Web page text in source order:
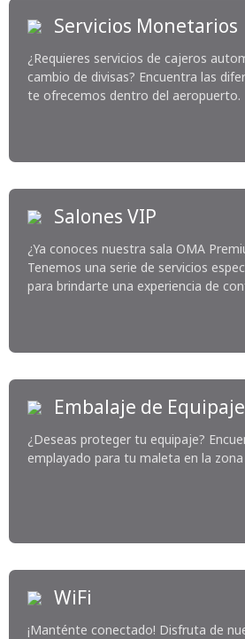
Servicios Monetarios
¿Requieres servicios de cajeros
cambio de divisas? Encuentra las
te ofrecemos dentro del aeropuerto.
Salones VIP
¿Ya conoces nuestra sala OMA
Tenemos una serie de servicios
para brindarte una experiencia de
Embalaje de Equipaje
¿Deseas proteger tu equipaje?
emplayado para tu maleta en la
WiFi
¡Manténte conectado! Disfruta de